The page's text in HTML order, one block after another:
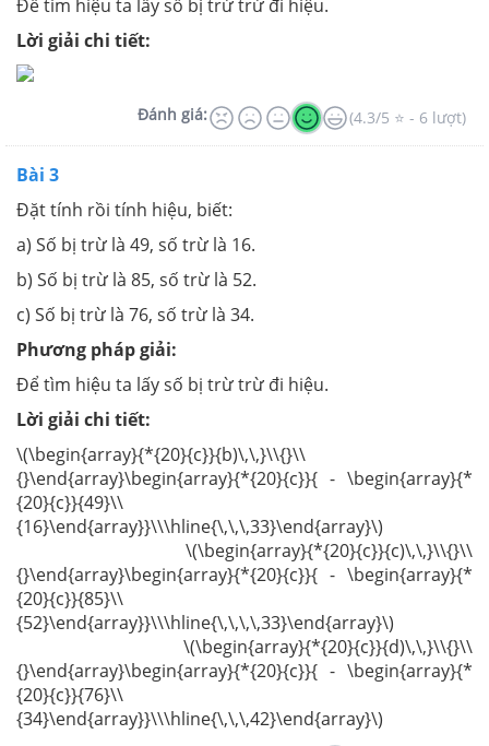
Để tìm hiệu ta lấy số bị trừ trừ đi hiệu.
Lời giải chi tiết:
Đánh giá: (4.3/5 ⭐ - 6 lượt)
Bài 3
Đặt tính rồi tính hiệu, biết:
a) Số bị trừ là 49, số trừ là 16.
b) Số bị trừ là 85, số trừ là 52.
c) Số bị trừ là 76, số trừ là 34.
Phương pháp giải:
Để tìm hiệu ta lấy số bị trừ trừ đi hiệu.
Lời giải chi tiết:
\(\begin{array}{*{20}{c}}{b)\,\,}\\{}\\
{}\end{array}\begin{array}{*{20}{c}}{ - \begin{array}{*
{20}{c}}{49}\\
{16}\end{array}}\\\hline{\,\,\,33}\end{array}\)
\(\begin{array}{*{20}{c}}{c)\,\,}\\{}\\
{}\end{array}\begin{array}{*{20}{c}}{ - \begin{array}{*
{20}{c}}{85}\\
{52}\end{array}}\\\hline{\,\,\,\,33}\end{array}\)
\(\begin{array}{*{20}{c}}{d)\,\,}\\{}\\
{}\end{array}\begin{array}{*{20}{c}}{ - \begin{array}{*
{20}{c}}{76}\\
{34}\end{array}}\\\hline{\,\,\,42}\end{array}\)